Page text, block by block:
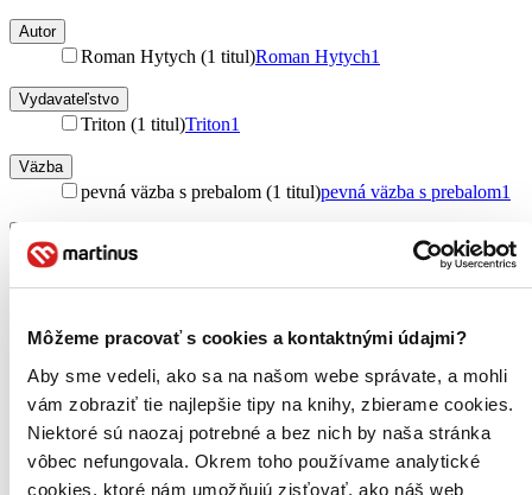
Môžeme pracovať s cookies a kontaktnými údajmi?
Aby sme vedeli, ako sa na našom webe správate, a mohli
vám zobraziť tie najlepšie tipy na knihy, zbierame cookies.
Niektoré sú naozaj potrebné a bez nich by naša stránka
vôbec nefungovala. Okrem toho používame analytické
cookies, ktoré nám umožňujú zisťovať, ako náš web
Autor
Roman Hytych (1 titul)Roman Hytych1
Vydavateľstvo
Triton (1 titul)Triton1
Väzba
pevná väzba s prebalom (1 titul)pevná väzba s prebalom1
Zoradiť
Bestsellery
Novinky
Najdrahšie
Najlacnejšie